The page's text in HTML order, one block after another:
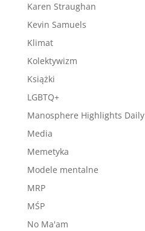
Karen Straughan
Kevin Samuels
Klimat
Kolektywizm
Książki
LGBTQ+
Manosphere Highlights Daily
Media
Memetyka
Modele mentalne
MRP
MŚP
No Ma'am